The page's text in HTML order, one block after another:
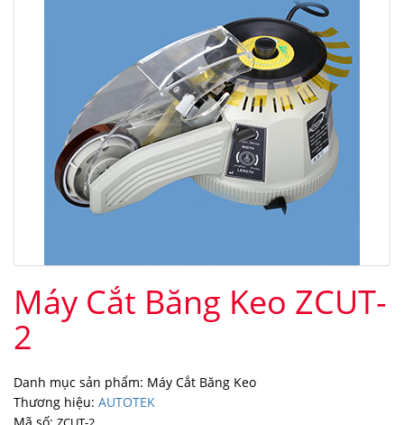
Máy Cắt Băng Keo ZCUT-
2
Danh mục sản phẩm: Máy Cắt Băng Keo
Thương hiệu: AUTOTEK